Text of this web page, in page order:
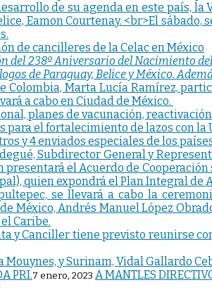
de cancilleres de la Celac en México
238º Aniversario del Nacimiento
de Paraguay, Belice y México.
Marta Lucía Ramírez,
a cabo en Ciudad de México.
planes de vacunación,
el fortalecimiento de lazos con
y 4 enviados especiales de los
Subdirector General y
el Acuerdo de
quien expondrá el Plan Integral
se llevará a cabo la
México, Andrés Manuel López
Caribe.
y Canciller tiene previsto reunirse
y Surinam, Vidal Gallardo
7 enero, 2023 A MANTLES